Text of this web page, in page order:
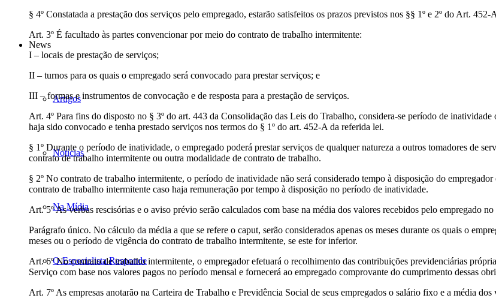
News
Artigos
Notícias
Na Mídia
O Especialista Responde
§ 4º Constatada a prestação dos serviços pelo empregado, estarão satisfeitos os prazos previstos nos §§ 1º e 2º do Art.
Art. 3º É facultado às partes convencionar por meio do contrato de trabalho intermitente:
I – locais de prestação de serviços;
II – turnos para os quais o empregado será convocado para prestar serviços; e
III – formas e instrumentos de convocação e de resposta para a prestação de serviços.
Art. 4º Para fins do disposto no § 3º do art. 443 da Consolidação das Leis do Trabalho, considera-se período de
haja sido convocado e tenha prestado serviços nos termos do § 1º do art. 452-A da referida lei.
§ 1º Durante o período de inatividade, o empregado poderá prestar serviços de qualquer natureza a outros tomadores de
contrato de trabalho intermitente ou outra modalidade de contrato de trabalho.
§ 2º No contrato de trabalho intermitente, o período de inatividade não será considerado tempo à disposição do
contrato de trabalho intermitente caso haja remuneração por tempo à disposição no período de inatividade.
Art. 5º As verbas rescisórias e o aviso prévio serão calculados com base na média dos valores recebidos pelo empregado
Parágrafo único. No cálculo da média a que se refere o caput, serão considerados apenas os meses durante os quais o
meses ou o período de vigência do contrato de trabalho intermitente, se este for inferior.
Art. 6º No contrato de trabalho intermitente, o empregador efetuará o recolhimento das contribuições previdenciárias
Serviço com base nos valores pagos no período mensal e fornecerá ao empregado comprovante do cumprimento dessas
Art. 7º As empresas anotarão na Carteira de Trabalho e Previdência Social de seus empregados o salário fixo e a média